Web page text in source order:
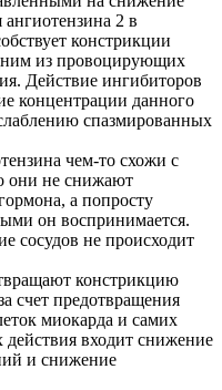
2 в
констрикции
из провоцирующих
Действие ингибиторов
концентрации данного
спазмированных
чем-то схожи с
они не снижают
а попросту
он воспринимается.
сосудов не происходит
констрикцию
счет предотвращения
миокарда и самих
действия входит снижение
и снижение